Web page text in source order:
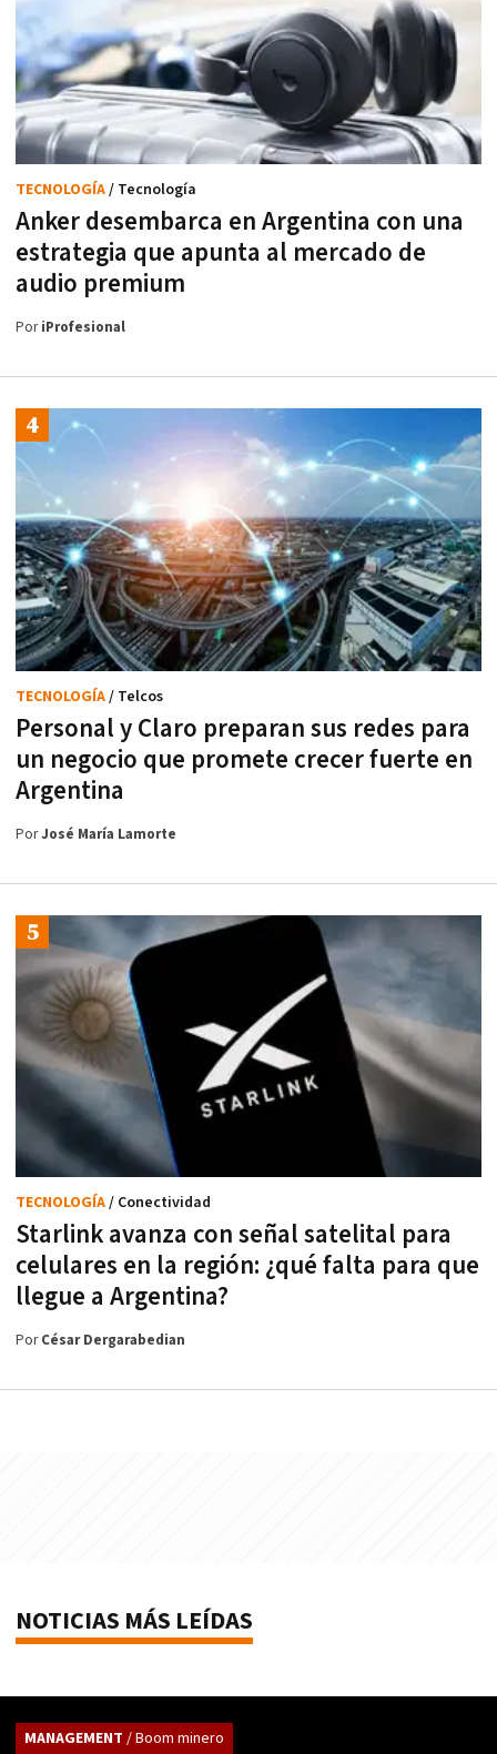
Anker desembarca en Argentina con una
estrategia que apunta al mercado de
audio premium
TECNOLOGÍA/ Tecnología
PoriProfesional
Personal y Claro preparan sus redes para
un negocio que promete crecer fuerte en
Argentina
TECNOLOGÍA/ Telcos
PorJosé María Lamorte
Starlink avanza con señal satelital para
celulares en la región: ¿qué falta para que
llegue a Argentina?
TECNOLOGÍA/ Conectividad
PorCésar Dergarabedian
NOTICIAS MÁS LEÍDAS
MANAGEMENT / Boom minero